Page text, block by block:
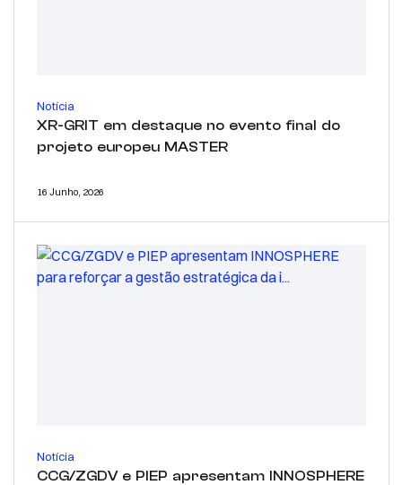
Notícia
XR-GRIT em destaque no evento final do
projeto europeu MASTER
16 Junho, 2026
Notícia
CCG/ZGDV e PIEP apresentam INNOSPHERE